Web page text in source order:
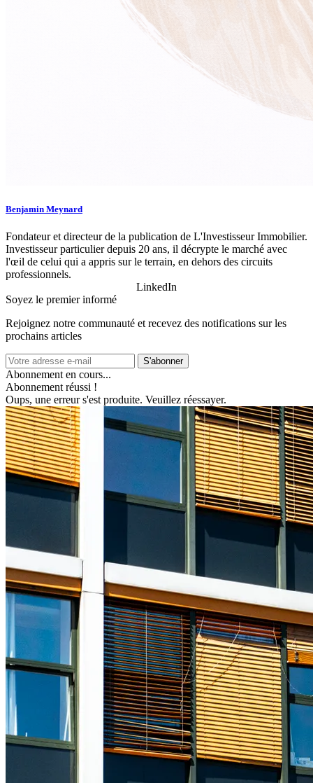
Benjamin Meynard
Fondateur et directeur de la publication de L'Investisseur Immobilier.
Investisseur particulier depuis 20 ans, il décrypte le marché avec
l'œil de celui qui a appris sur le terrain, en dehors des circuits
professionnels.
LinkedIn
Soyez le premier informé
Rejoignez notre communauté et recevez des notifications sur les
prochains articles
S'abonner
Abonnement en cours...
Abonnement réussi !
Oups, une erreur s'est produite. Veuillez réessayer.